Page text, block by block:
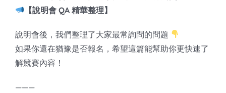
【說明會 QA 精華整理】
說明會後，我們整理了大家最常詢問的問題
如果你還在猶豫是否報名，希望這篇能幫助你更快速了
解競賽內容！
———